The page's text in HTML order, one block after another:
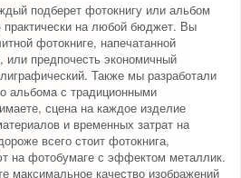
подберет фотокнигу или альбом
практически на любой бюджет. Вы
фотокниге, напечатанной
предпочесть экономичный
Также мы разработали
альбома с традиционными
сцена на каждое изделие
и временных затрат на
всего стоит фотокнига,
на фотобумаге с эффектом металлик.
максимальное качество изображений